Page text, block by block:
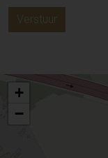
Verstuur
+
−